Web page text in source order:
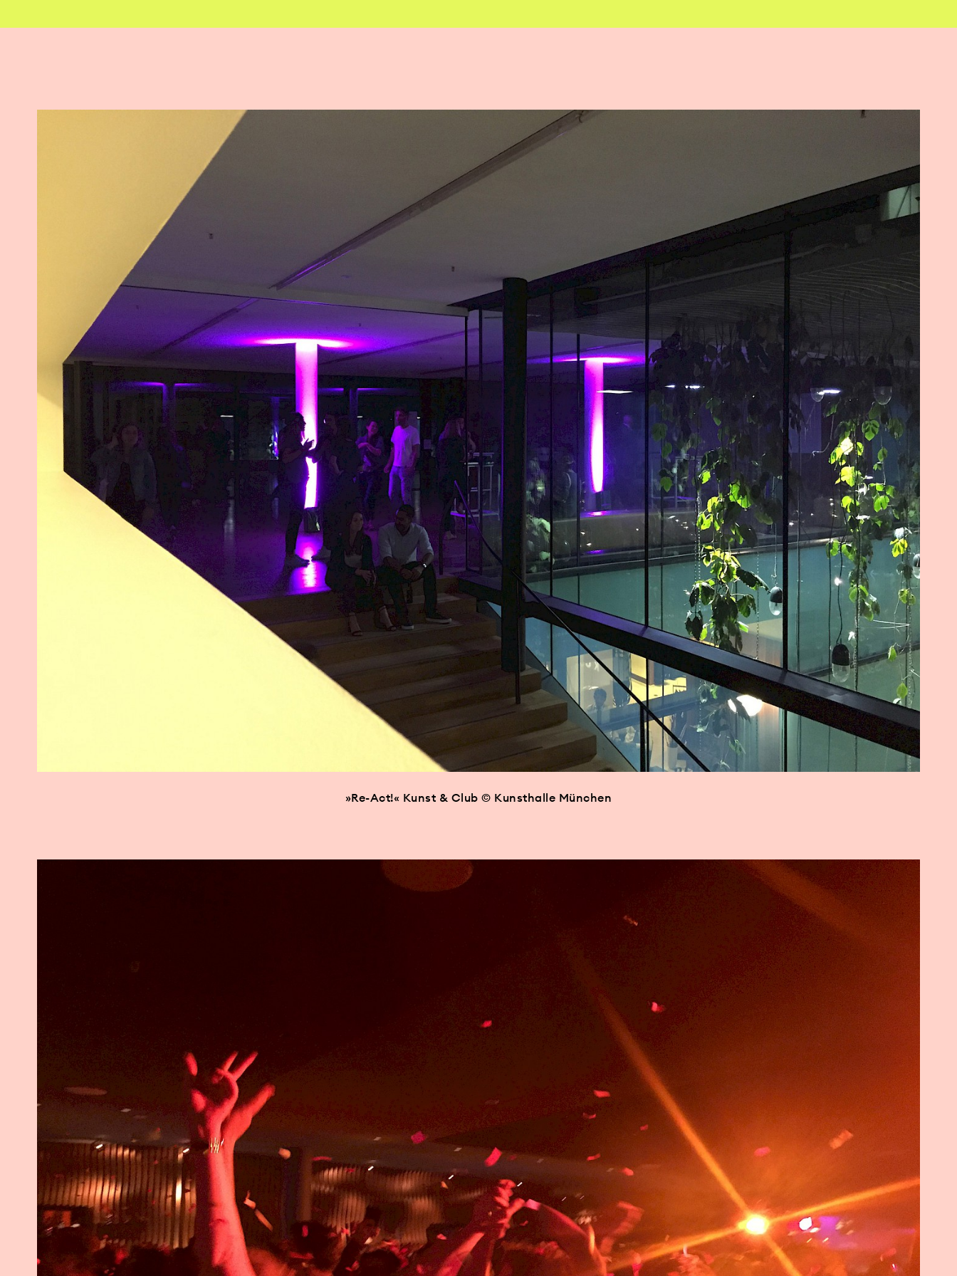
»Re-Act!« Kunst & Club © Kunsthalle München